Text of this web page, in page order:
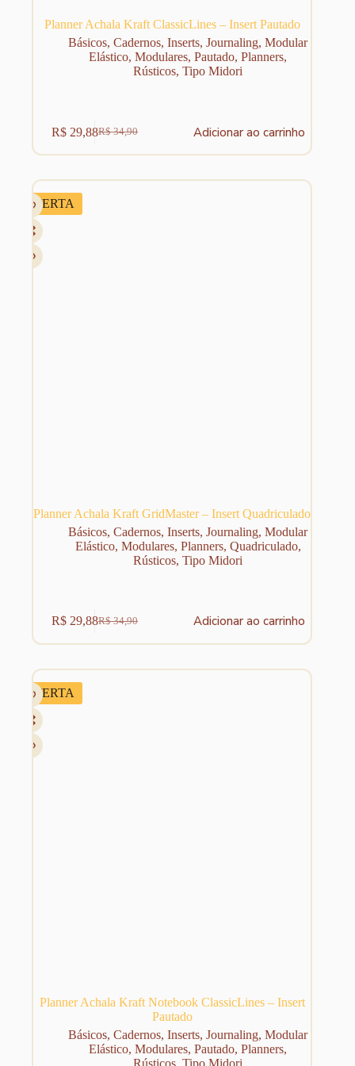
Planner Achala Kraft ClassicLines – Insert Pautado
Básicos,Cadernos,Inserts,Journaling,Modular
Elástico,Modulares,Pautado,Planners,
Rústicos,Tipo Midori
R$34,90
O
preço
era:
R$ 29,88O
preço
é:
Adicionar ao carrinho
OFERTA
Planner Achala Kraft GridMaster – Insert Quadriculado
Básicos,Cadernos,Inserts,Journaling,Modular
Elástico, Modulares, Planners, Quadriculado,
Rústicos,Tipo Midori
R$34,90
O
preço
era:
R$ 29,88O
preço
é:
Adicionar ao carrinho
OFERTA
Planner Achala Kraft Notebook ClassicLines – Insert
Pautado
Básicos,Cadernos,Inserts,Journaling,Modular
Elástico,Modulares,Pautado,Planners,
Rústicos,Tipo Midori